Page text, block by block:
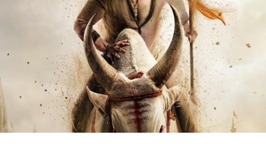
ഒരുങ്ങുന്നത് എന്നതിനാല്‍ തന്നെ തിയേറ്ററുകളില്‍
ഗംഭീരമായ കാഴ്ചാനുഭൂതി
സമ്മാനിക്കുമെന്നുറപ്പാണ്.ബാഹുബലിയും ആർ ആർ
ആറും ഒരുക്കിയ രാജമൗലിയുടെ ബ്രഹ്മാണ്ഡ ചിത്രം
വാരണാസി 2027ൽ തിയേറ്ററുകളിലേക്കെത്തും. പി ആർ
ഓ ആൻഡ് മാർക്കറ്റിംഗ് സ്ട്രാറ്റജിസ്റ്റ് : പ്രതീഷ് ശേഖർ.